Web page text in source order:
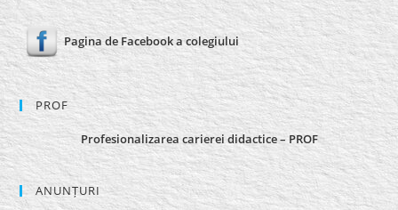
Pagina de Facebook a colegiului
PROF
Profesionalizarea carierei didactice – PROF
ANUNȚURI